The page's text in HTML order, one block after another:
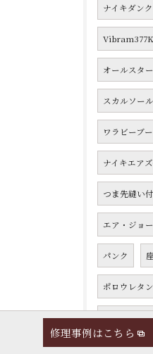
ナイキダンク
Vibram377K
オールスター
スカルソール
ワラビーブ
ナイキエア
つま先縫い
エア・ジョ
パンク
ポロウレタ
ウェッジソ
whoop-de-
修理事例はこちら